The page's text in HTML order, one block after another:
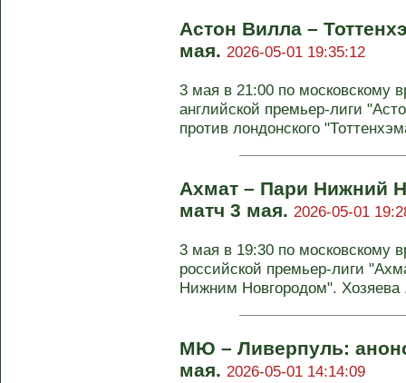
Астон Вилла –
мая. 2026-05-01 19:35:12
3 мая в 21:00 по московскому
английской премьер-лиги
против лондонского
Ахмат – Пари Нижний
матч 3 мая. 2026-05-01
3 мая в 19:30 по московскому
российской премьер-лиги
Нижним Новгородом". Хозяева
МЮ – Ливерпуль:
мая. 2026-05-01 14:14:09